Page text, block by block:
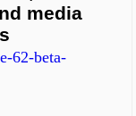
media
62-beta-